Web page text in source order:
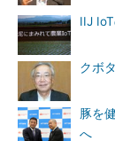
IIJ
クボ
豚を
へ